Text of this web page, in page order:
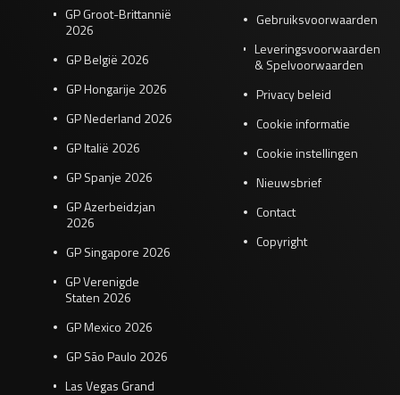
GP Groot-Brittannië
2026
GP België 2026
GP Hongarije 2026
GP Nederland 2026
GP Italië 2026
GP Spanje 2026
GP Azerbeidzjan
2026
GP Singapore 2026
GP Verenigde
Staten 2026
GP Mexico 2026
GP São Paulo 2026
Las Vegas Grand
Gebruiksvoorwaarden
Leveringsvoorwaarden
& Spelvoorwaarden
Privacy beleid
Cookie informatie
Cookie instellingen
Nieuwsbrief
Contact
Copyright